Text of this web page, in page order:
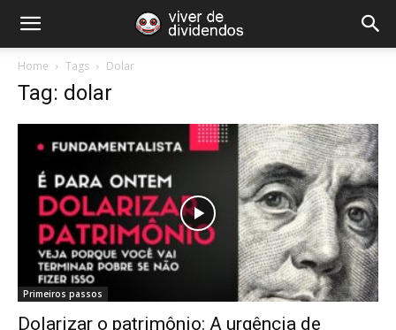
Home Tags Dolar
Tag: dolar
Primeiros passos
Dolarizar o patrimônio: A urgência de